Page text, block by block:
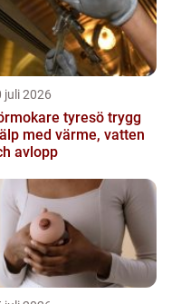
juli 2026
tyresö trygg
med värme, vatten
avlopp